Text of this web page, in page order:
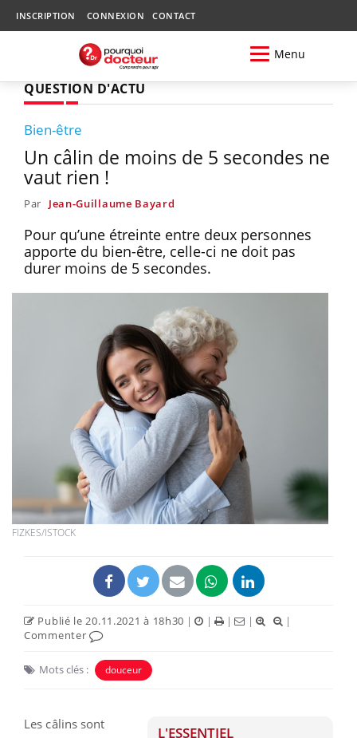
INSCRIPTION CONNEXION CONTACT
Menu
QUESTION D'ACTU
Bien-être
Un câlin de moins de 5 secondes ne
vaut rien !
Par Jean-Guillaume Bayard
Pour qu’une étreinte entre deux personnes
apporte du bien-être, celle-ci ne doit pas
durer moins de 5 secondes.
FIZKES/ISTOCK
Publié le 20.11.2021 à 18h30 | | | |
|
Commenter
Mots clés : douceur
L'ESSENTIEL
Les câlins sont